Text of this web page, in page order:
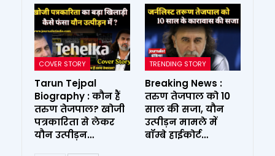
COVER STORY
Tarun Tejpal
Biography : कौन हैं
तरुण तेजपाल? खोजी
पत्रकारिता से लेकर
यौन उत्पीड़न…
TRENDING STORY
Breaking News :
तरुण तेजपाल को 10
साल की सजा, यौन
उत्पीड़न मामले में
बॉम्बे हाईकोर्ट…